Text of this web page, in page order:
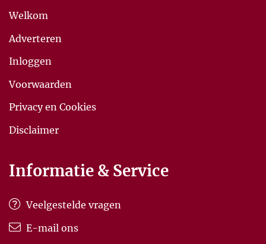
Welkom
Adverteren
Inloggen
Voorwaarden
Privacy en Cookies
Disclaimer
Informatie & Service
Veelgestelde vragen
E-mail ons